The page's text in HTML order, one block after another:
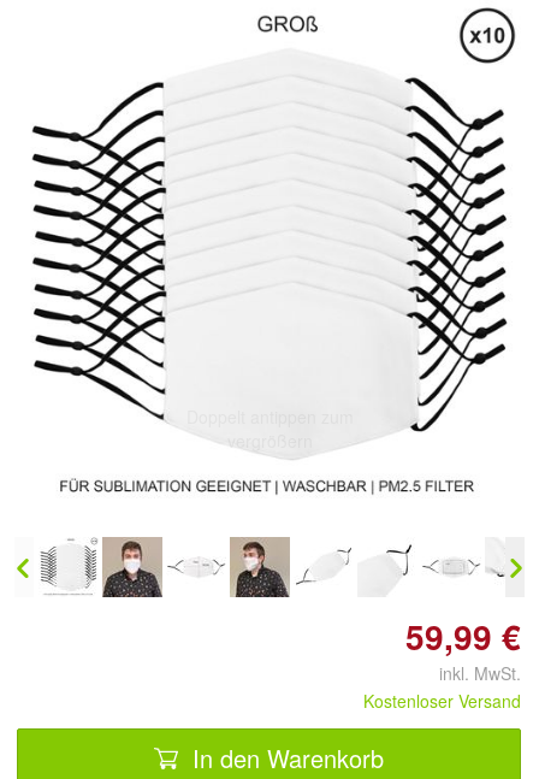
59,99 €
inkl. MwSt.
Kostenloser Versand
In den Warenkorb